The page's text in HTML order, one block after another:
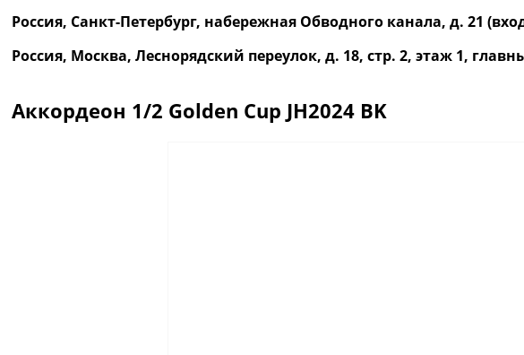
Россия, Санкт-Петербург, набережная Обводного канала, д. 21
Россия, Москва, Леснорядский переулок, д. 18, стр. 2, этаж 1,
Аккордеон 1/2 Golden Cup JH2024 BK